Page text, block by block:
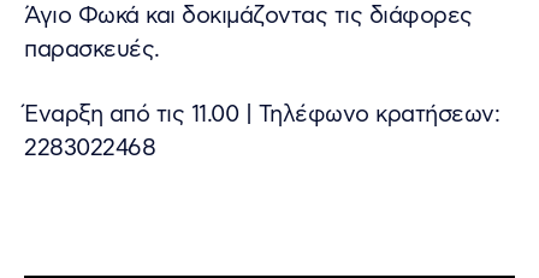
Άγιο Φωκά και δοκιμάζοντας τις διάφορες
παρασκευές.
Έναρξη από τις 11.00 | Τηλέφωνο κρατήσεων:
2283022468